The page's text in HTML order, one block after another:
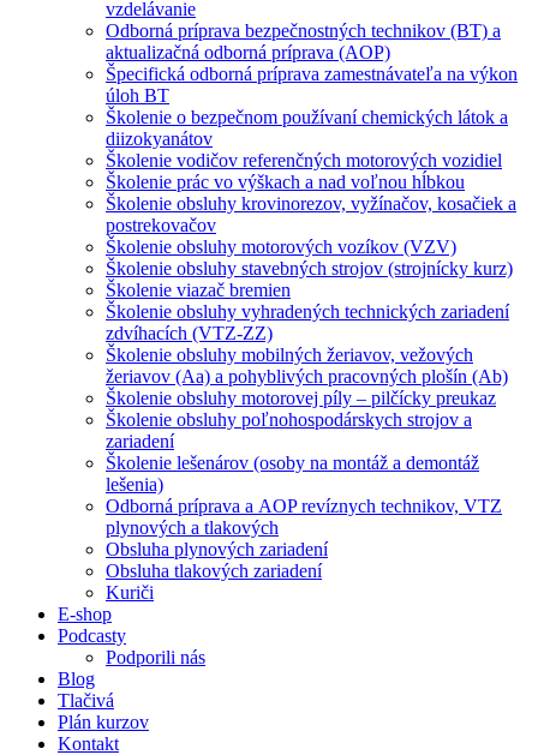
vzdelávanie
Odborná príprava bezpečnostných technikov (BT) a
aktualizačná odborná príprava (AOP)
Špecifická odborná príprava zamestnávateľa na výkon
úloh BT
Školenie o bezpečnom používaní chemických látok a
diizokyanátov
Školenie vodičov referenčných motorových vozidiel
Školenie prác vo výškach a nad voľnou hĺbkou
Školenie obsluhy krovinorezov, vyžínačov, kosačiek a
postrekovačov
Školenie obsluhy motorových vozíkov (VZV)
Školenie obsluhy stavebných strojov (strojnícky kurz)
Školenie viazač bremien
Školenie obsluhy vyhradených technických zariadení
zdvíhacích (VTZ-ZZ)
Školenie obsluhy mobilných žeriavov, vežových
žeriavov (Aa) a pohyblivých pracovných plošín (Ab)
Školenie obsluhy motorovej píly – pilčícky preukaz
Školenie obsluhy poľnohospodárskych strojov a
zariadení
Školenie lešenárov (osoby na montáž a demontáž
lešenia)
Odborná príprava a AOP revíznych technikov, VTZ
plynových a tlakových
Obsluha plynových zariadení
Obsluha tlakových zariadení
Kuriči
E-shop
Podcasty
Podporili nás
Blog
Tlačivá
Plán kurzov
Kontakt